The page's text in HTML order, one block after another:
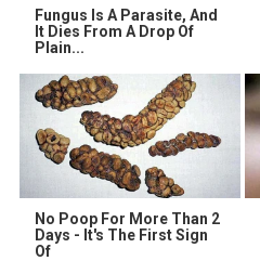
Fungus Is A Parasite, And
It Dies From A Drop Of
Plain...
No Poop For More Than 2
Days - It's The First Sign
Of